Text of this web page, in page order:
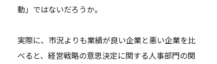
動」ではないだろうか。
実際に、市況よりも業績が良い企業と悪い企業を比
べると、経営戦略の意思決定に関する人事部門の関